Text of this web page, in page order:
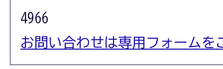
4966
お問い合わせは専用フォームを